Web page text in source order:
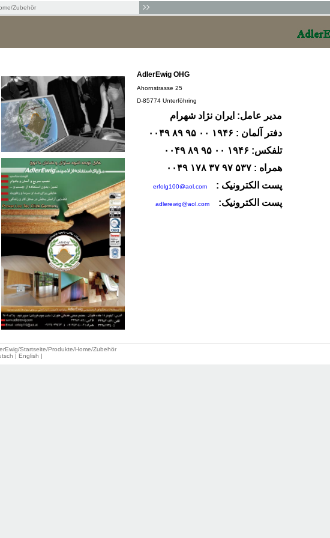
/Zubehör
AdlerEwig OHG
Ahornstrasse 25
D-85774 Unterföhring
مدیر عامل: ایران نژاد شهرام
دفتر آلمان : ۱۹۴۶ ۰۰ ۹۵ ۸۹ ۰۰۴۹
تلفکس: ۱۹۴۶ ۰۰ ۹۵ ۸۹ ۰۰۴۹
همراه : ۵۳۷ ۹۷ ۳۷ ۱۷۸ ۰۰۴۹
erfolg100@aol.com : پست الکترونیک
adlerewig@aol.com :پست الکترونیک
/Startseite/Produkte/Home/Zubehör
| English |